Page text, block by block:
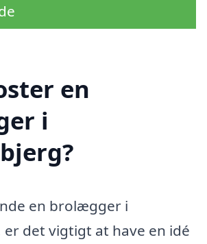
en
i
en brolægger i
det vigtigt at have en idé